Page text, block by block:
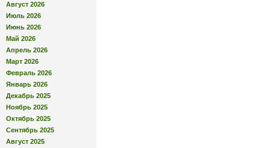
Август 2026
Июль 2026
Июнь 2026
Май 2026
Апрель 2026
Март 2026
Февраль 2026
Январь 2026
Декабрь 2025
Ноябрь 2025
Октябрь 2025
Сентябрь 2025
Август 2025